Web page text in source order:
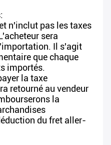
n'inclut pas les taxes
sera
Il s'agit
que chaque
importés.
la taxe
retourné au vendeur
la
du fret aller-